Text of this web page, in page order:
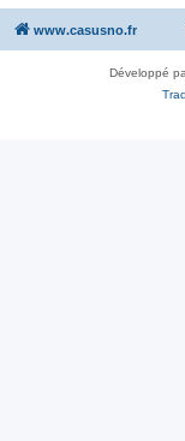
www.casusno.fr
Développé